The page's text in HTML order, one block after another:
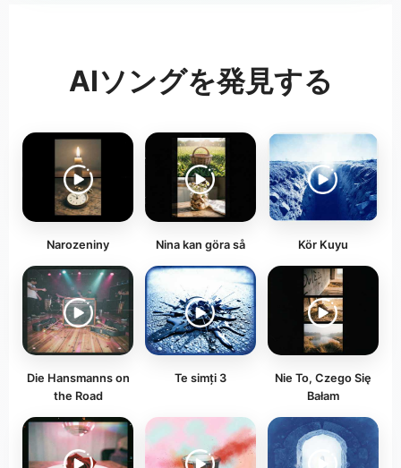
AIソングを発見する
Narozeniny Nina kan göra så Kör Kuyu
Die Hansmanns on
the Road
Te simți 3
Nie To, Czego Się
Bałam